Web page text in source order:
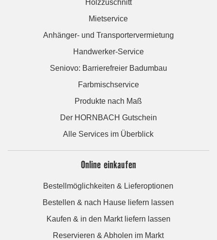
Holzzuschnitt
Mietservice
Anhänger- und Transportervermietung
Handwerker-Service
Seniovo: Barrierefreier Badumbau
Farbmischservice
Produkte nach Maß
Der HORNBACH Gutschein
Alle Services im Überblick
Online einkaufen
Bestellmöglichkeiten & Lieferoptionen
Bestellen & nach Hause liefern lassen
Kaufen & in den Markt liefern lassen
Reservieren & Abholen im Markt